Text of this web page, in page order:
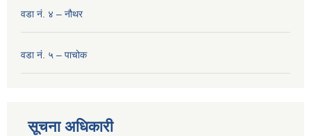
वडा नं. ४ – नौथर
वडा नं. ५ – पाचोक
सूचना अधिकारी